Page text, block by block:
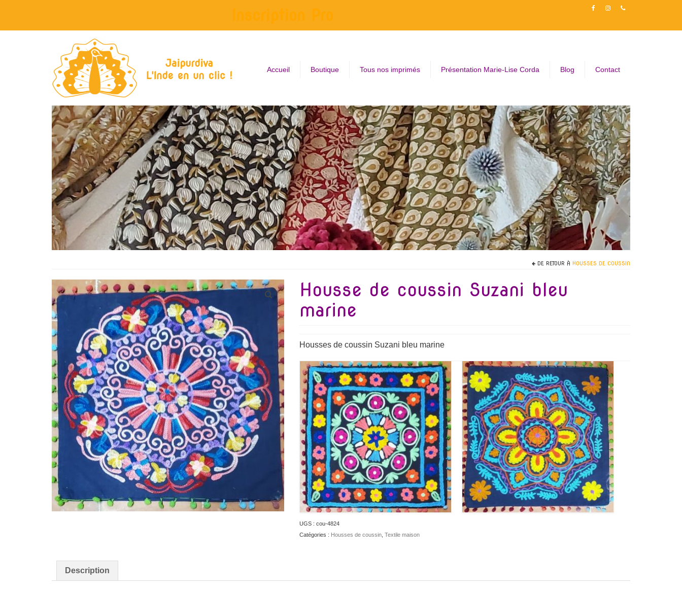
Inscription Pro
Accueil Boutique Tous nos imprimés Présentation Marie-Lise Corda Blog Contact
DE RETOUR À HOUSSES DE COUSSIN
Housse de coussin Suzani bleu
marine
Housses de coussin Suzani bleu marine
UGS : cou-4824
Catégories : Housses de coussin, Textile maison
Description